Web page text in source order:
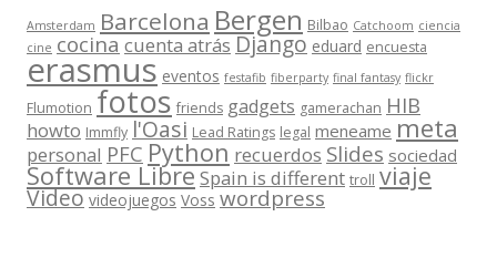
Amsterdam Barcelona Bergen Bilbao Catchoom ciencia
cine cocinacuenta atrás Django eduard encuesta
erasmus eventos festafib fiberparty final fantasy flickr
Flumotion fotos friends gadgets gamerachan HIB
howto Immfly l'Oasi Lead Ratings legal meneame meta
personal PFC Python recuerdos Slides sociedad
Software LibreSpain is different troll viaje
Video videojuegos Voss wordpress